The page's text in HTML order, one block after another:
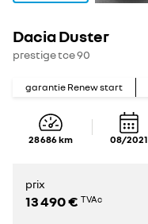
Dacia Duster
prestige tce 90
garantie Renew start
28 686km 08/2021
prix
13 490 € TVAc